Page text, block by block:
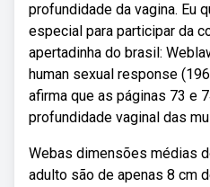
profundidade da vagina. Eu
especial para participar da
apertadinha do brasil:
human sexual response
afirma que as páginas 73 e
profundidade vaginal das
Webas dimensões médias
adulto são de apenas 8 cm